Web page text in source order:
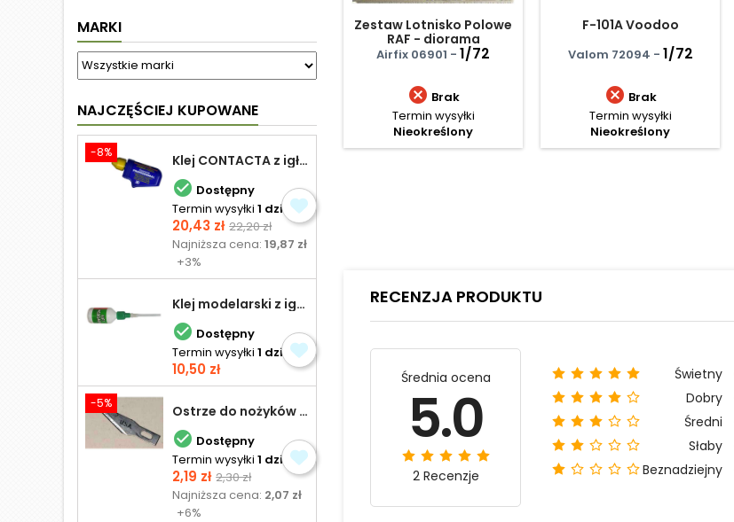
MARKI
NAJCZĘŚCIEJ KUPOWANE
-8% Klej CONTACTA z igłą do plastiku 25,0 g
 Dostępny
Termin wysyłki 1 dzień
Cena
20,43 zł Cena
podstawowa
22,20 zł
Najniższa cena:19,87 zł
+3%
Klej modelarski z igłą 30 ml
 Dostępny
Termin wysyłki 1 dzień
Cena
10,50 zł
-5% Ostrze do nożyków Excel
 Dostępny
Termin wysyłki 1 dzień
Cena
2,19 zł Cena
podstawowa
2,30 zł
Najniższa cena: 2,07 zł
+6%
Zestaw Lotnisko Polowe
RAF - diorama
Airfix 06901 - 1/72
 Brak
Termin wysyłki
Nieokreślony
F-101A Voodoo
Valom 72094 - 1/72
 Brak
Termin wysyłki
Nieokreślony
RECENZJA PRODUKTU
Średnia ocena
5.0
2 Recenzje
Świetny
Dobry
Średni
Słaby
Beznadziejny